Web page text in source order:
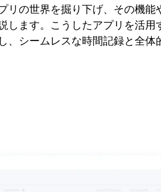
リの世界を掘り下げ、その機能
します。こうしたアプリを活用
、シームレスな時間記録と全体